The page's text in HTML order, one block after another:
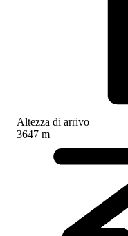
Altezza di arrivo
3647 m